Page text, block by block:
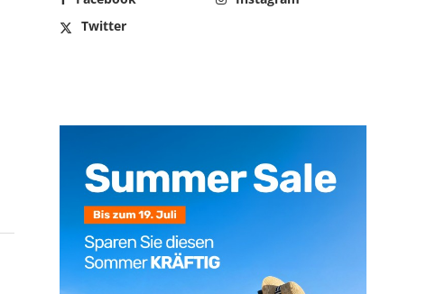
Twitter